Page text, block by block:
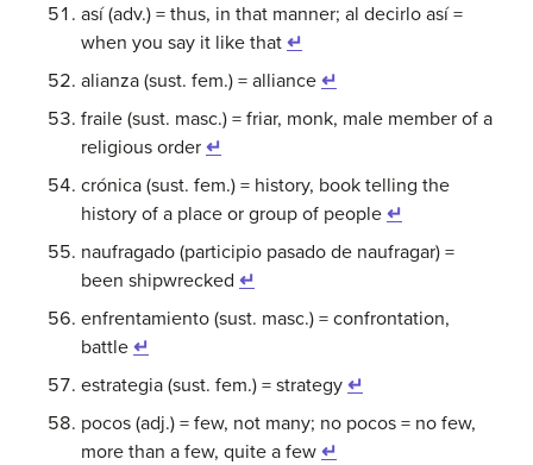
así (adv.) = thus, in that manner; al decirlo así =
when you say it like that ↵
alianza (sust. fem.) = alliance ↵
fraile (sust. masc.) = friar, monk, male member of a
religious order ↵
crónica (sust. fem.) = history, book telling the
history of a place or group of people ↵
naufragado (participio pasado de naufragar) =
been shipwrecked ↵
enfrentamiento (sust. masc.) = confrontation,
battle ↵
estrategia (sust. fem.) = strategy ↵
pocos (adj.) = few, not many; no pocos = no few,
more than a few, quite a few ↵